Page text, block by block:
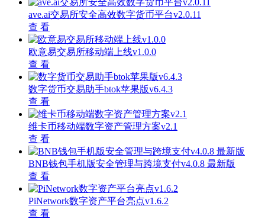
ave.ai交易所安全高效数字货币平台v2.0.11
查 看
欧意易交易所移动端上线v1.0.0
查 看
数字货币交易助手btok苹果版v6.4.3
查 看
维卡币移动端数字资产管理方案v2.1
查 看
BNB钱包手机版安全管理与跨境支付v4.0.8 最新版
查 看
PiNetwork数字资产平台亮点v1.6.2
查 看